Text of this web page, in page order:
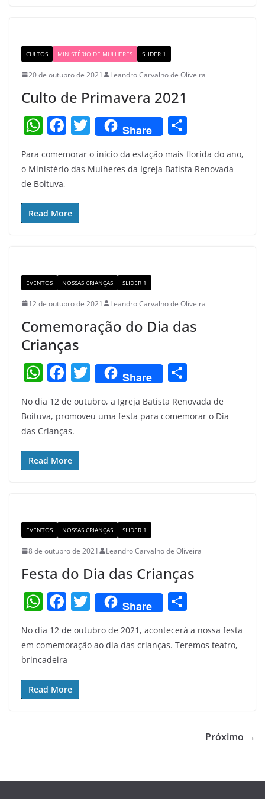
k
CULTOS MINISTÉRIO DE MULHERES SLIDER 1
20 de outubro de 2021 Leandro Carvalho de Oliveira
Culto de Primavera 2021
W
at
s
A
p
F
c
b
o
T
w
itt
Share
h
ar
Para comemorar o início da estação mais florida do ano,
o Ministério das Mulheres da Igreja Batista Renovada
de Boituva,
Read More
EVENTOS NOSSAS CRIANÇAS SLIDER 1
12 de outubro de 2021 Leandro Carvalho de Oliveira
Comemoração do Dia das
Crianças
W
at
s
A
p
F
c
e
b
o
T
w
itt
Share
ar
No dia 12 de outubro, a Igreja Batista Renovada de
Boituva, promoveu uma festa para comemorar o Dia
das Crianças.
Read More
EVENTOS NOSSAS CRIANÇAS SLIDER 1
8 de outubro de 2021 Leandro Carvalho de Oliveira
Festa do Dia das Crianças
W
at
s
A
p
F
c
e
b
o
T
w
itt
Share
ar
No dia 12 de outubro de 2021, acontecerá a nossa festa
em comemoração ao dia das crianças. Teremos teatro,
brincadeira
Read More
Próximo →